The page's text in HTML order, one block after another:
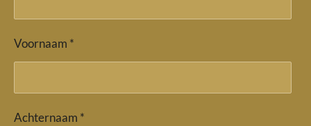
Voornaam *
Achternaam *